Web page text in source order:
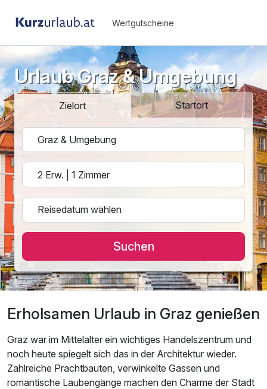
Wertgutscheine
Urlaub Graz & Umgebung
Zielort Startort
Suchen
Erholsamen Urlaub in Graz genießen
Graz war im Mittelalter ein wichtiges Handelszentrum und
noch heute spiegelt sich das in der Architektur wieder.
Zahlreiche Prachtbauten, verwinkelte Gassen und
romantische Laubengänge machen den Charme der Stadt